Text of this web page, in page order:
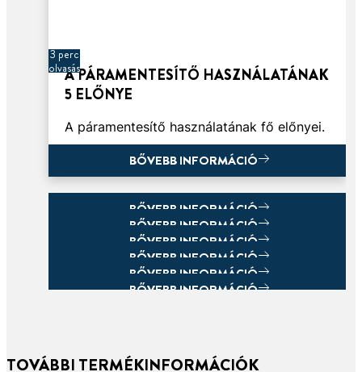
3 perc
olvasásA PÁRAMENTESÍTŐ HASZNÁLATÁNAK
5 ELŐNYE
A páramentesítő használatának fő előnyei.
BŐVEBB INFORMÁCIÓ
BŐVEBB INFORMÁCIÓ
BŐVEBB INFORMÁCIÓ
BŐVEBB INFORMÁCIÓ
BŐVEBB INFORMÁCIÓ
BŐVEBB INFORMÁCIÓ
BŐVEBB INFORMÁCIÓ
TOVÁBBI TERMÉKINFORMÁCIÓK